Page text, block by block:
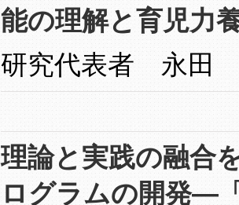
能の理解と育児力
研究代表者 永田
理論と実践の融合
ログラムの開発―